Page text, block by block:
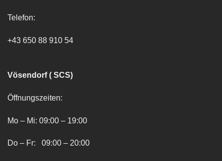
Telefon:
+43 650 88 910 54
Vösendorf ( SCS)
Öffnungszeiten:
Mo – Mi: 09:00 – 19:00
Do – Fr: 09:00 – 20:00